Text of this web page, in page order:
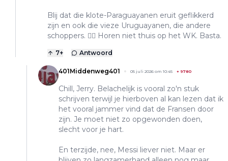
Blij dat die klote-Paraguayanen eruit geflikkerd
zijn en ook die vieze Uruguayanen, die andere
schoppers. 👍🏽 Horen niet thuis op het WK. Basta.
7+ Antwoord
401Middenweg401 05 juli 2026 om 10:45 + 9780
Chill, Jerry. Belachelijk is vooral zo'n stuk
schrijven terwijl je hierboven al kan lezen dat ik
het vooral jammer vind dat de Fransen door
zijn. Je moet niet zo opgewonden doen,
slecht voor je hart.
En terzijde, nee, Messi liever niet. Maar er